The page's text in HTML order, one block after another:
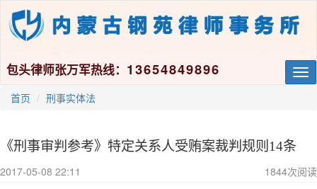
包头律师张万军热线： 13654849896
首页 刑事实体法
《刑事审判参考》特定关系人受贿案裁判规则14条
2017-05-08 22:11 1844次阅读